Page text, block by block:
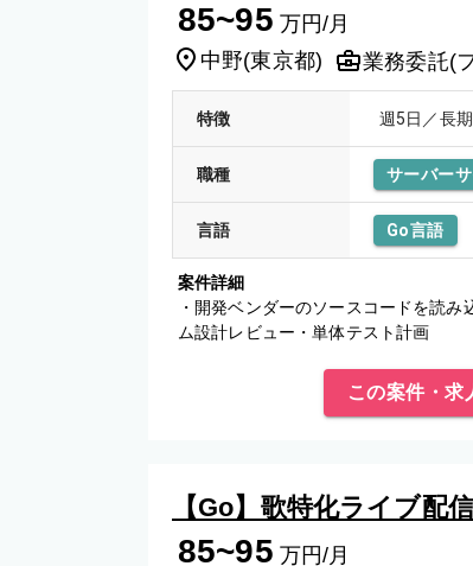
85~95 万円/月
中野(東京都) 業務委託(
特徴 週5日／長
職種 サーバー
言語 Go言語
案件詳細
・開発ベンダーのソースコードを読
ム設計レビュー・単体テスト計画
この案件・求
【Go】歌特化ライブ配
85~95 万円/月